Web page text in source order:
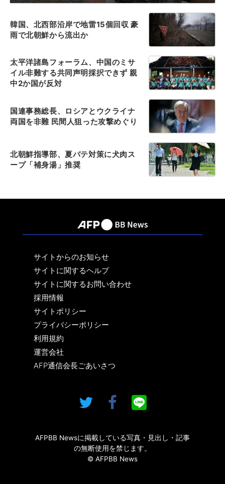
韓国、北西部沿岸で地雷15個回収 豪
雨で北朝鮮から流出か
太平洋諸島フォーラム、中国のミサ
イル非難する共同声明採択できず 親
中2か国が反対
国連事務総長、ロシアとウクライナ
両国を非難 民間人狙った攻撃めぐり
北朝鮮指導部、夏バテ対策に犬肉ス
ープ「補身湯」推奨
サイトからのお知らせ
サイトに関するヘルプ
サイトに関するお問い合わせ
採用情報
サイトポリシー
プライバシーポリシー
利用規約
運営会社
AFP通信会長ごあいさつ
AFPBB Newsに掲載している写真・見出し・記事
の無断使用を禁じます。
© AFPBB News